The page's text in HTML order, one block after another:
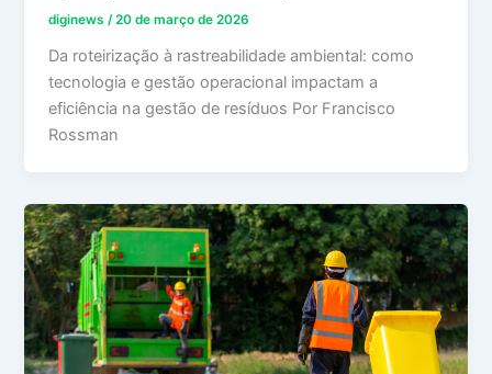
diginews/20 de março de 2026
Da roteirização à rastreabilidade ambiental: como
tecnologia e gestão operacional impactam a
eficiência na gestão de resíduos Por Francisco
Rossman